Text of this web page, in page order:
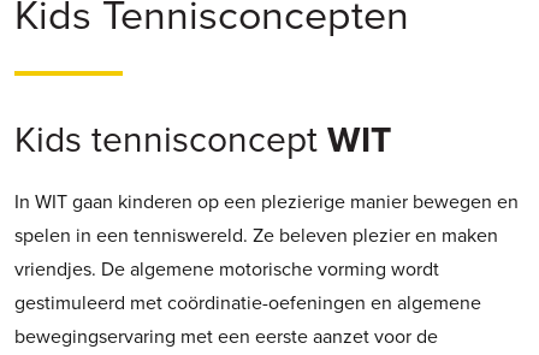
Kids Tennisconcepten
Kids tennisconceptWIT
In WIT gaan kinderen op een plezierige manier bewegen en
spelen in een tenniswereld. Ze beleven plezier en maken
vriendjes. De algemene motorische vorming wordt
gestimuleerd met coördinatie-oefeningen en algemene
bewegingservaring met een eerste aanzet voor de